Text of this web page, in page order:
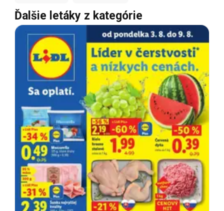
Ďalšie letáky z kategórie